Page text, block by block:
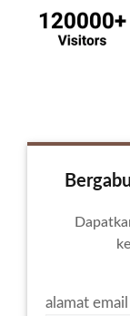
alamat email